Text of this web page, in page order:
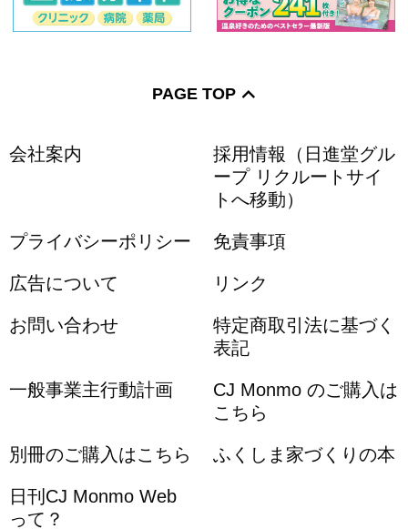
PAGE TOP
会社案内
採用情報（日進堂グル
ープ リクルートサイ
トへ移動）
プライバシーポリシー 免責事項
広告について リンク
お問い合わせ
特定商取引法に基づく
表記
一般事業主行動計画
CJ Monmo のご購入は
こちら
別冊のご購入はこちら ふくしま家づくりの本
日刊CJ Monmo Web
って？